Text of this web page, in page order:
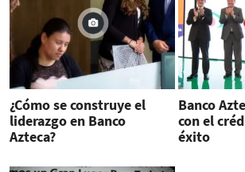
¿Cómo se construye el
liderazgo en Banco
Azteca?
Banco
con el
éxito